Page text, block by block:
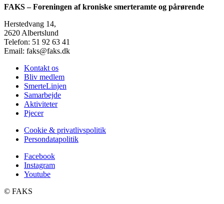
FAKS – Foreningen af kroniske smerteramte og pårørende
Herstedvang 14,
2620 Albertslund
Telefon: 51 92 63 41
Email: faks@faks.dk
Kontakt os
Bliv medlem
SmerteLinjen
Samarbejde
Aktiviteter
Pjecer
Cookie & privatlivspolitik
Persondatapolitik
Facebook
Instagram
Youtube
©️ FAKS